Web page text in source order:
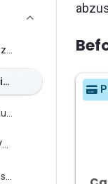
Wie erstelle ich eine Vorab-Authentifizierung, wenn der Kunde nicht anwesend ist?